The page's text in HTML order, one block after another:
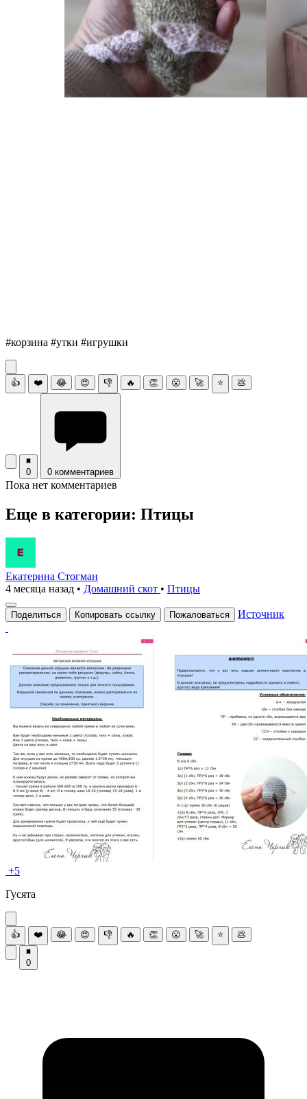
#корзина #утки #игрушки
👍 ❤️ 😂 😍 👎 🔥 👏 😮 🚀 ⭐ 💩
0 0 комментариев
Пока нет комментариев
Еще в категории: Птицы
Екатерина Стогман
4 месяца назад • Домашний скот • Птицы
Поделиться Копировать ссылку Пожаловаться Источник
+5
Гусята
👍 ❤️ 😂 😍 👎 🔥 👏 😮 🚀 ⭐ 💩
0